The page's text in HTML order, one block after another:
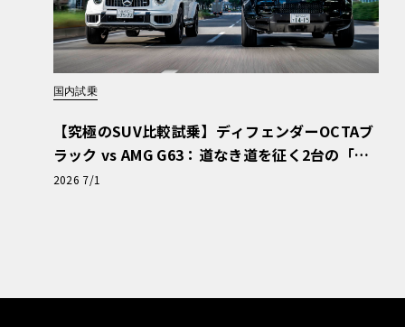
国内試乗
【究極のSUV比較試乗】ディフェンダーOCTAブ
ラック vs AMG G63：道なき道を征く2台の「対
極的アプローチ」
2026 7/1